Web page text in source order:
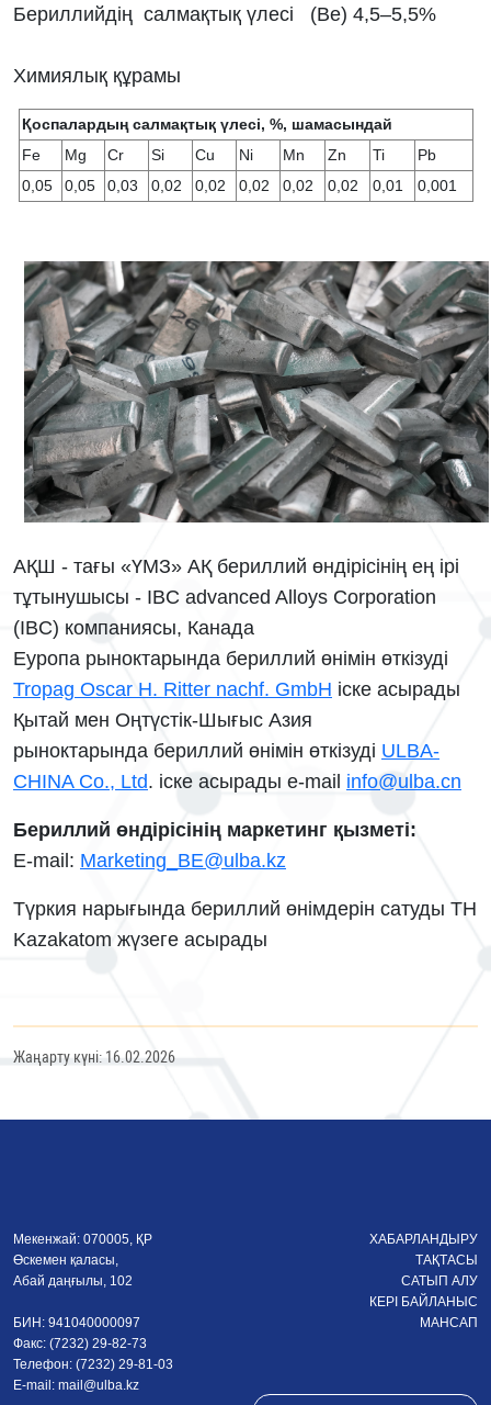
Бериллийдің салмақтық үлесі (Ве) 4,5–5,5%
Химиялық құрамы
Қоспалардың салмақтық үлесі, %, шамасындай
Fe
Mg Cr Si Cu Ni Mn Zn Ti
Pb
0,05
0,05 0,03 0,02 0,02 0,02 0,02 0,02 0,01 0,001
АҚШ - тағы «ҮМЗ» АҚ бериллий өндірісінің ең ірі
тұтынушысы - IBC advanced Alloys Corporation
(IBC) компаниясы, Канада
Еуропа рыноктарында бериллий өнімін өткізуді
Tropag Oscar H. Ritter nachf. GmbH iске асырады
Қытай мен Оңтүстік-Шығыс Азия
рыноктарында бериллий өнімін өткізуді ULBA-
CHINA Co., Ltd. іске асырады e-mail info@ulba.cn
Бериллий өндірісінің маркетинг қызметі:
E-mail: Marketing_BE@ulba.kz
Түркия нарығында бериллий өнімдерін сатуды TH
Kazakatom жүзеге асырады
Жаңарту күні: 16.02.2026
Мекенжай: 070005, ҚР
Өскемен қаласы,
Абай даңғылы, 102
БИН: 941040000097
Факс: (7232) 29-82-73
Телефон: (7232) 29-81-03
E-mail: mail@ulba.kz
ХАБАРЛАНДЫРУ
ТАҚТАСЫ
САТЫП АЛУ
КЕРІ БАЙЛАНЫС
МАНСАП